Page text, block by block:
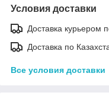
Условия доставки
Доставка курьером
Доставка по
Все условия доставки